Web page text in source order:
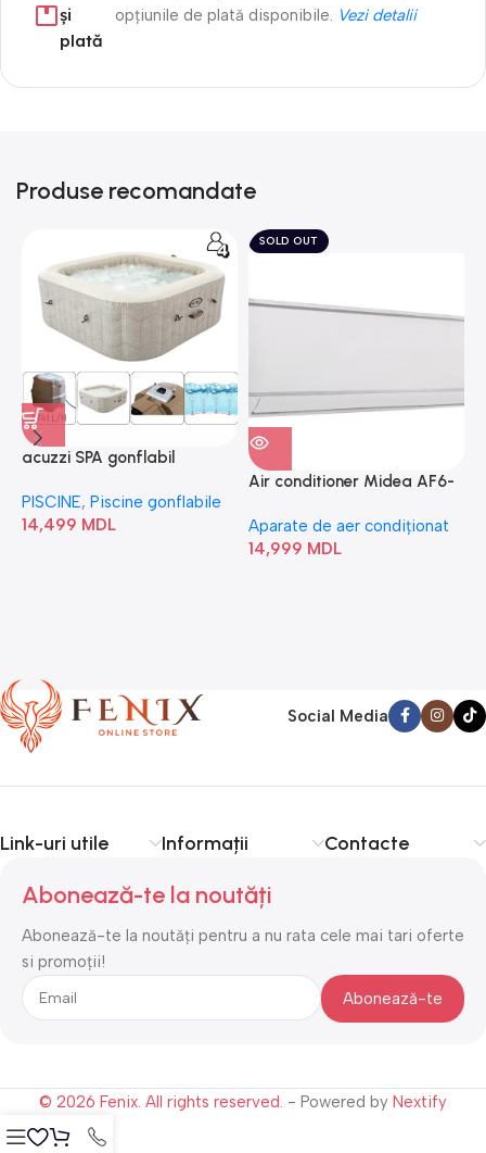
și
plată
opțiunile de plată disponibile. Vezi detalii
Produse recomandate
acuzzi SPA gonflabil
Bubble” 28446
PISCINE, Piscine gonflabile
14,499 MDL
SOLD OUT
Air conditioner Midea AF6-
Aparate de aer condiționat
14,999 MDL
Social Media
Link-uri utile Informații Contacte
Abonează-te la noutăți
Abonează-te la noutăți pentru a nu rata cele mai tari oferte
si promoții!
© 2026 Fenix. All rights reserved. - Powered by Nextify